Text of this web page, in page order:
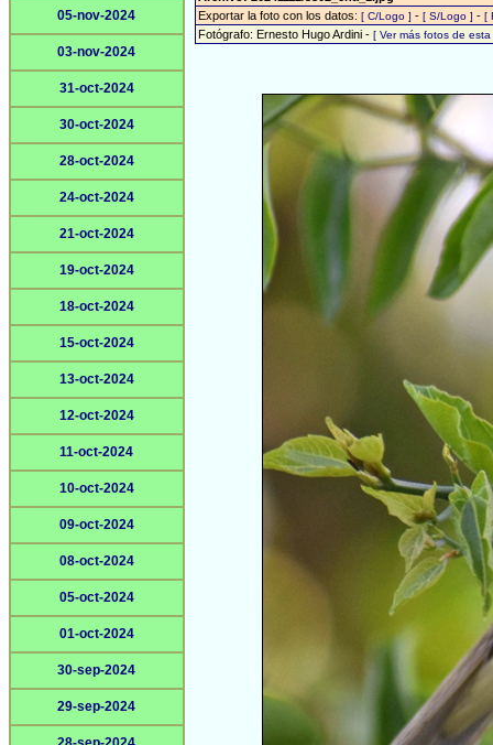
05-nov-2024
03-nov-2024
31-oct-2024
30-oct-2024
28-oct-2024
24-oct-2024
21-oct-2024
19-oct-2024
18-oct-2024
15-oct-2024
13-oct-2024
12-oct-2024
11-oct-2024
10-oct-2024
09-oct-2024
08-oct-2024
05-oct-2024
01-oct-2024
30-sep-2024
29-sep-2024
Exportar la foto con los datos: [ C/Logo ] - [ S/Logo ] - [
Fotógrafo: Ernesto Hugo Ardini - [ Ver más fotos de